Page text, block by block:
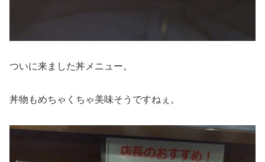
ついに来ました丼メニュー。
丼物もめちゃくちゃ美味そうですねぇ。